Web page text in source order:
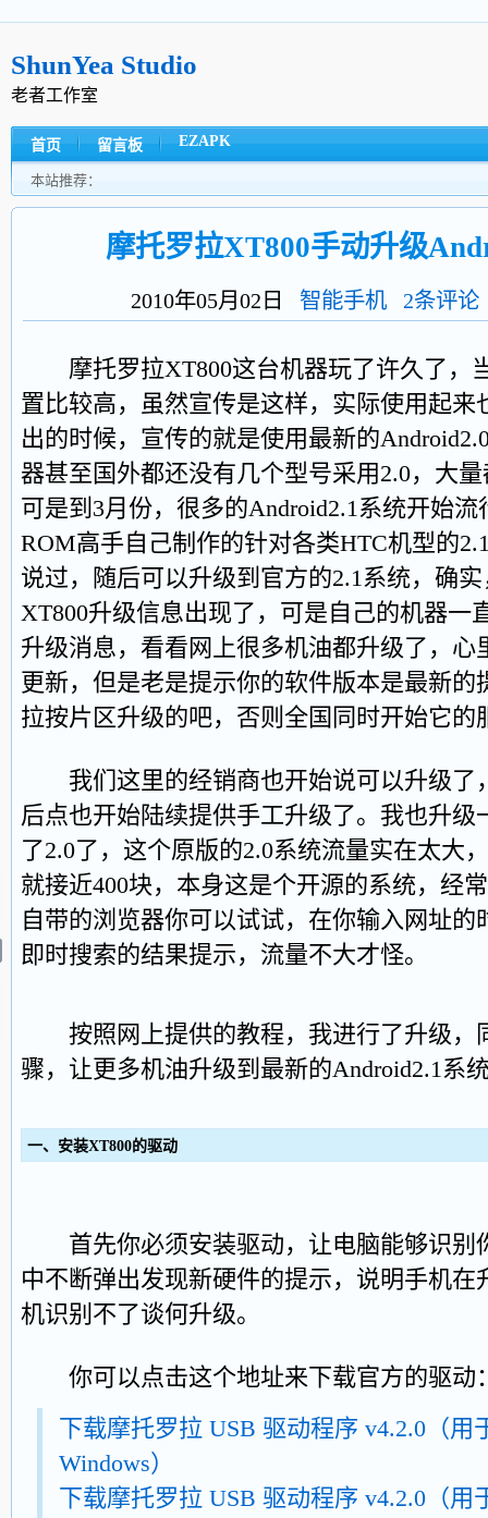
ShunYea Studio
老者工作室
首页 留言板 EZAPK
本站推荐：
摩托罗拉XT800手动升级
2010年05月02日 智能手机 2条评论
摩托罗拉XT800这台机器玩了许久了，
置比较高，虽然宣传是这样，实际使用起来
出的时候，宣传的就是使用最新的
器甚至国外都还没有几个型号采用2.0，大
可是到3月份，很多的Android2.1系统开始
ROM高手自己制作的针对各类HTC机型的
说过，随后可以升级到官方的2.1系统，确
XT800升级信息出现了，可是自己的机器一
升级消息，看看网上很多机油都升级了，心
更新，但是老是提示你的软件版本是最新的
拉按片区升级的吧，否则全国同时开始它的
我们这里的经销商也开始说可以升级了
后点也开始陆续提供手工升级了。我也升级
了2.0了，这个原版的2.0系统流量实在太大
就接近400块，本身这是个开源的系统，经
自带的浏览器你可以试试，在你输入网址
即时搜索的结果提示，流量不大才怪。
按照网上提供的教程，我进行了升级，
骤，让更多机油升级到最新的Android2.1系
一、安装XT800的驱动
首先你必须安装驱动，让电脑能够识别
中不断弹出发现新硬件的提示，说明手机在
机识别不了谈何升级。
你可以点击这个地址来下载官方的驱动
下载摩托罗拉 USB 驱动程序 v4.2.0（用
Windows）
下载摩托罗拉 USB 驱动程序 v4.2.0（用